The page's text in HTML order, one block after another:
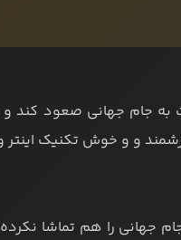
به جام جهانی صعود کند
و و خوش تکنیک
جهانی را هم تماشا